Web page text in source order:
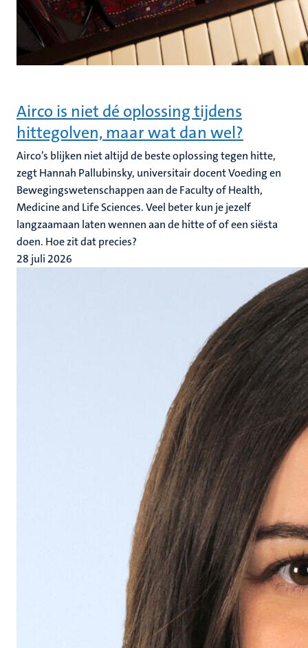
Airco is niet dé oplossing tijdens
hittegolven, maar wat dan wel?
Airco’s blijken niet altijd de beste oplossing tegen hitte,
zegt Hannah Pallubinsky, universitair docent Voeding en
Bewegingswetenschappen aan de Faculty of Health,
Medicine and Life Sciences. Veel beter kun je jezelf
langzaamaan laten wennen aan de hitte of of een siësta
doen. Hoe zit dat precies?
28 juli 2026